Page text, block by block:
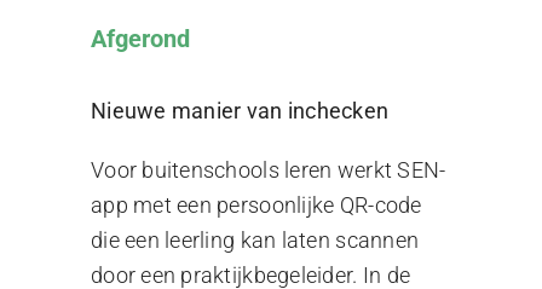
Afgerond
Nieuwe manier van inchecken
Voor buitenschools leren werkt SEN-
app met een persoonlijke QR-code
die een leerling kan laten scannen
door een praktijkbegeleider. In de